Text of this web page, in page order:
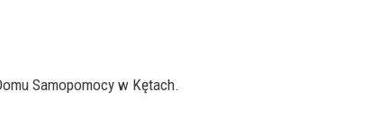
Samopomocy w Kętach.